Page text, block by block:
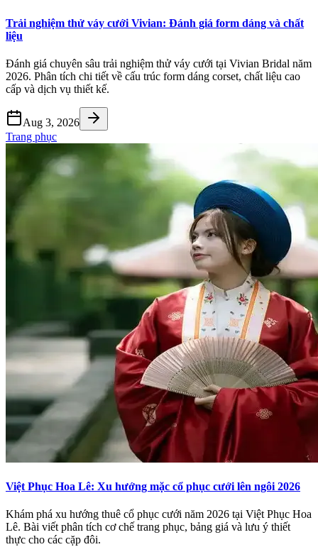
Trải nghiệm thử váy cưới Vivian: Đánh giá form dáng và chất
liệu
Đánh giá chuyên sâu trải nghiệm thử váy cưới tại Vivian Bridal năm
2026. Phân tích chi tiết về cấu trúc form dáng corset, chất liệu cao
cấp và dịch vụ thiết kế.
Aug 3, 2026
Trang phục
Việt Phục Hoa Lê: Xu hướng mặc cổ phục cưới lên ngôi 2026
Khám phá xu hướng thuê cổ phục cưới năm 2026 tại Việt Phục Hoa
Lê. Bài viết phân tích cơ chế trang phục, bảng giá và lưu ý thiết
thực cho các cặp đôi.